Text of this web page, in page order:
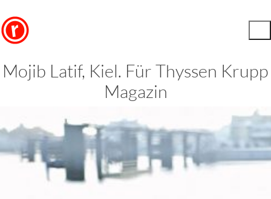
Mojib Latif, Kiel. Für Thyssen Krupp
Magazin